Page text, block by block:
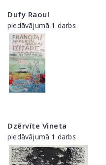
Dufy Raoul
piedāvājumā 1 darbs
Dzērvīte Vineta
piedāvājumā 1 darbs